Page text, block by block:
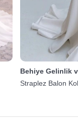
Behiye Gelinlik
Straplez Balon